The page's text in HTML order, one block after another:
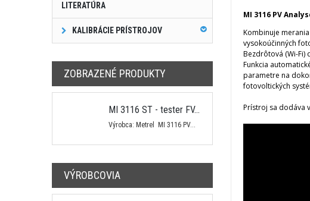
LITERATÚRA
KALIBRÁCIE PRÍSTROJOV
ZOBRAZENÉ PRODUKTY
MI 3116 ST - tester FV...
Výrobca: Metrel MI 3116 PV...
VÝROBCOVIA
MI 3116 PV
Kombinuje
vysokoúčinných
Bezdrôtová (Wi-Fi)
Funkcia
parametre na
fotovoltických
Prístroj sa dodáva